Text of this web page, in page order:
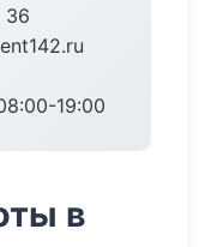
36
19:00
в